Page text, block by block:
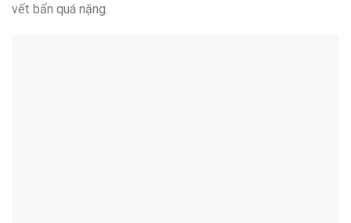
vết bẩn quá nặng.